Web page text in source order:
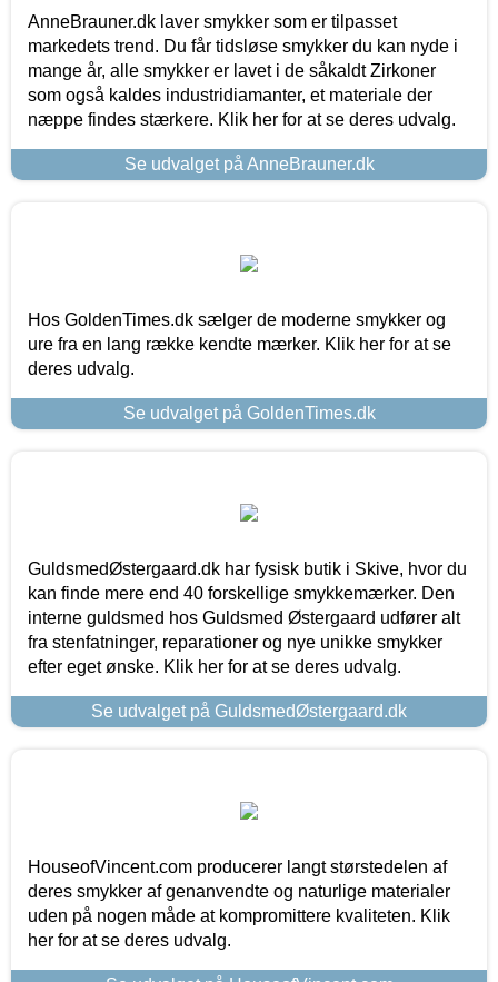
AnneBrauner.dk laver smykker som er tilpasset
markedets trend. Du får tidsløse smykker du kan nyde i
mange år, alle smykker er lavet i de såkaldt Zirkoner
som også kaldes industridiamanter, et materiale der
næppe findes stærkere. Klik her for at se deres udvalg.
Se udvalget på AnneBrauner.dk
Hos GoldenTimes.dk sælger de moderne smykker og
ure fra en lang række kendte mærker. Klik her for at se
deres udvalg.
Se udvalget på GoldenTimes.dk
GuldsmedØstergaard.dk har fysisk butik i Skive, hvor du
kan finde mere end 40 forskellige smykkemærker. Den
interne guldsmed hos Guldsmed Østergaard udfører alt
fra stenfatninger, reparationer og nye unikke smykker
efter eget ønske. Klik her for at se deres udvalg.
Se udvalget på GuldsmedØstergaard.dk
HouseofVincent.com producerer langt størstedelen af
deres smykker af genanvendte og naturlige materialer
uden på nogen måde at kompromittere kvaliteten. Klik
her for at se deres udvalg.